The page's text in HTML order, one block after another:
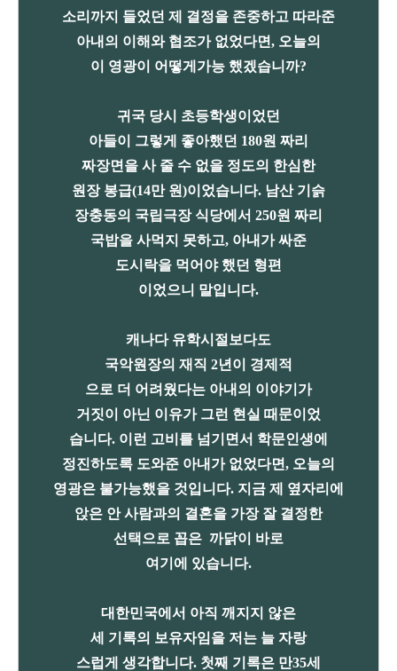
소리까지 들었던 제 결정을 존중하고 따라준
아내의 이해와 협조가 없었다면, 오늘의
이 영광이 어떻게 가능 했겠습니까?
귀국 당시 초등학생이었던
아들이 그렇게 좋아했던 180원 짜리
짜장면을 사 줄 수 없을 정도의 한심한
원장 봉급(14만 원)이었습니다. 남산 기슭
장충동의 국립극장 식당에서 250원 짜리
국밥을 사먹지 못하고, 아내가 싸준
도시락을 먹어야 했던 형편
이었으니 말입니다.
캐나다 유학시절보다도
국악원장의 재직 2년이 경제적
으로 더 어려웠다는 아내의 이야기가
거짓이 아닌 이유가 그런 현실 때문이었
습니다. 이런 고비를 넘기면서 학문인생에
정진하도록 도와준 아내가 없었다면, 오늘의
영광은 불가능했을 것입니다. 지금 제 옆자리에
앉은 안 사람과의 결혼을 가장 잘 결정한
선택으로 꼽은 까닭이 바로
여기에 있습니다.
대한민국에서 아직 깨지지 않은
세 기록의 보유자임을 저는 늘 자랑
스럽게 생각합니다. 첫째 기록은 만35세